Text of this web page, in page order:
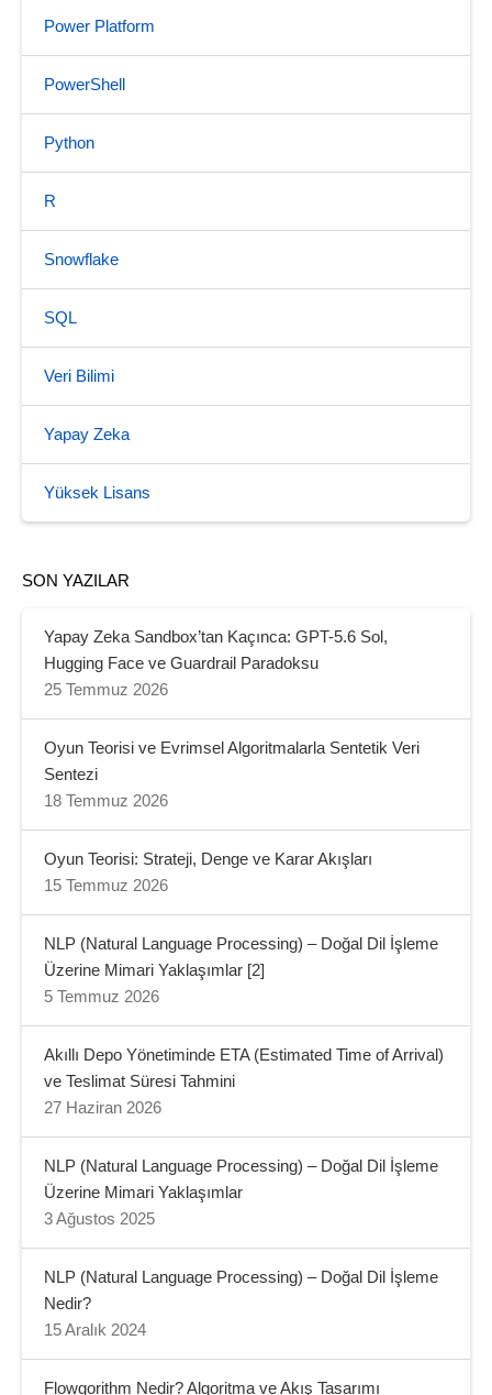
Power Platform
PowerShell
Python
R
Snowflake
SQL
Veri Bilimi
Yapay Zeka
Yüksek Lisans
SON YAZILAR
Yapay Zeka Sandbox’tan Kaçınca: GPT-5.6 Sol,
Hugging Face ve Guardrail Paradoksu
25 Temmuz 2026
Oyun Teorisi ve Evrimsel Algoritmalarla Sentetik Veri
Sentezi
18 Temmuz 2026
Oyun Teorisi: Strateji, Denge ve Karar Akışları
15 Temmuz 2026
NLP (Natural Language Processing) – Doğal Dil İşleme
Üzerine Mimari Yaklaşımlar [2]
5 Temmuz 2026
Akıllı Depo Yönetiminde ETA (Estimated Time of Arrival)
ve Teslimat Süresi Tahmini
27 Haziran 2026
NLP (Natural Language Processing) – Doğal Dil İşleme
Üzerine Mimari Yaklaşımlar
3 Ağustos 2025
NLP (Natural Language Processing) – Doğal Dil İşleme
Nedir?
15 Aralık 2024
Flowgorithm Nedir? Algoritma ve Akış Tasarımı